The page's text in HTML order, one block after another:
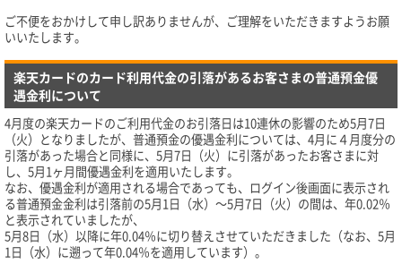
ご不便をおかけして申し訳ありませんが、ご理解をいただきますようお願
いいたします。
楽天カードのカード利用代金の引落があるお客さまの普通預金優
遇金利について
4月度の楽天カードのご利用代金のお引落日は10連休の影響のため5月7日
（火）となりましたが、普通預金の優遇金利については、4月に４月度分の
引落があった場合と同様に、5月7日（火）に引落があったお客さまに対
し、5月1ヶ月間優遇金利を適用いたします。
なお、優遇金利が適用される場合であっても、ログイン後画面に表示され
る普通預金金利は引落前の5月1日（水）～5月7日（火）の間は、年0.02％
と表示されていましたが、
5月8日（水）以降に年0.04％に切り替えさせていただきました（なお、5月
1日（水）に遡って年0.04％を適用しています）。